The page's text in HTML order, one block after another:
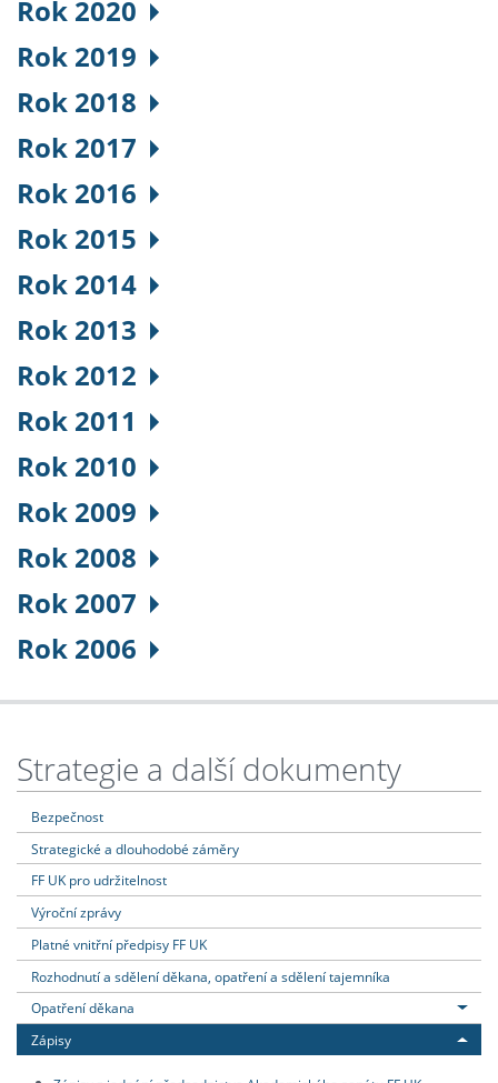
Rok 2020
Rok 2019
Rok 2018
Rok 2017
Rok 2016
Rok 2015
Rok 2014
Rok 2013
Rok 2012
Rok 2011
Rok 2010
Rok 2009
Rok 2008
Rok 2007
Rok 2006
Strategie a další dokumenty
Bezpečnost
Strategické a dlouhodobé záměry
FF UK pro udržitelnost
Výroční zprávy
Platné vnitřní předpisy FF UK
Rozhodnutí a sdělení děkana, opatření a sdělení tajemníka
Opatření děkana
Zápisy